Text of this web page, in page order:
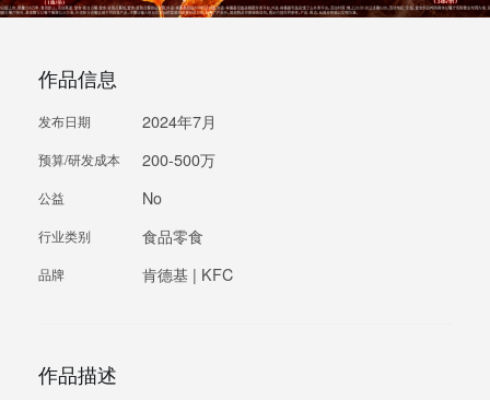
作品信息
发布日期 2024年7月
预算/研发成本 200-500万
公益 No
行业类别 食品零食
品牌 肯德基 | KFC
作品描述